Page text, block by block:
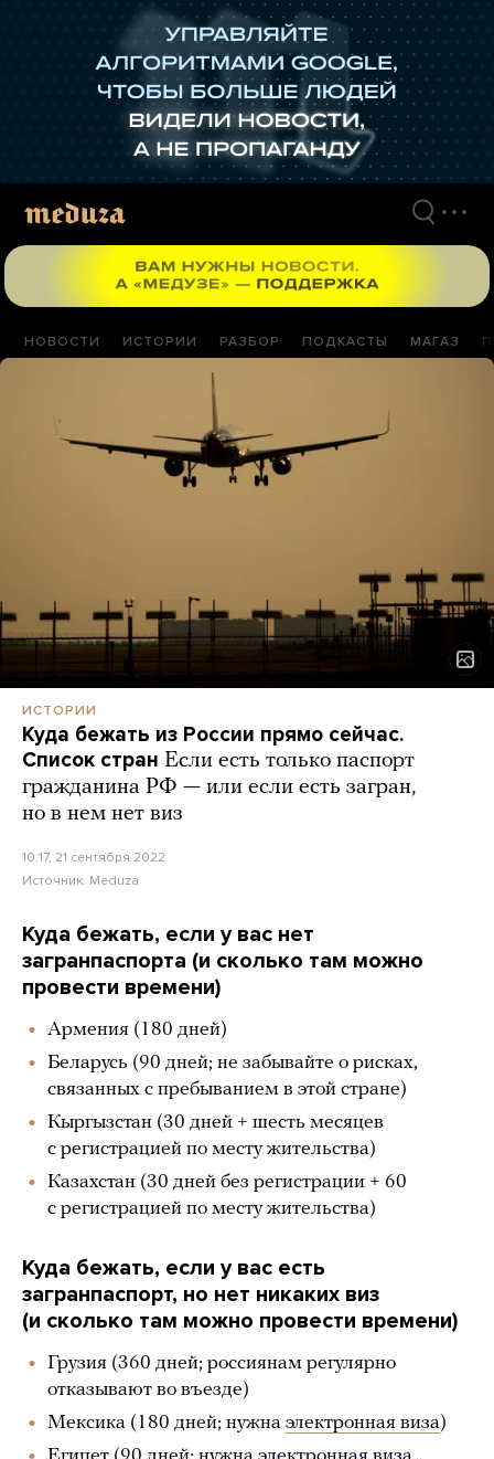
НОВОСТИ ИСТОРИИ РАЗБОР ПОДКАСТЫ МАГАЗ
ИСТОРИИ
Куда бежать из России прямо сейчас.
Список стран Если есть только паспорт
гражданина РФ — или если есть загран,
но в нем нет виз
10:17, 21 сентября 2022
Источник: Meduza
Куда бежать, если у вас нет
загранпаспорта (и сколько там можно
провести времени)
Армения (180 дней)
Беларусь (90 дней; не забывайте о рисках,
связанных с пребыванием в этой стране)
Кыргызстан (30 дней + шесть месяцев
с регистрацией по месту жительства)
Казахстан (30 дней без регистрации + 60
с регистрацией по месту жительства)
Куда бежать, если у вас есть
загранпаспорт, но нет никаких виз
(и сколько там можно провести времени)
Грузия (360 дней; россиянам регулярно
отказывают во въезде)
Мексика (180 дней; нужна электронная виза)